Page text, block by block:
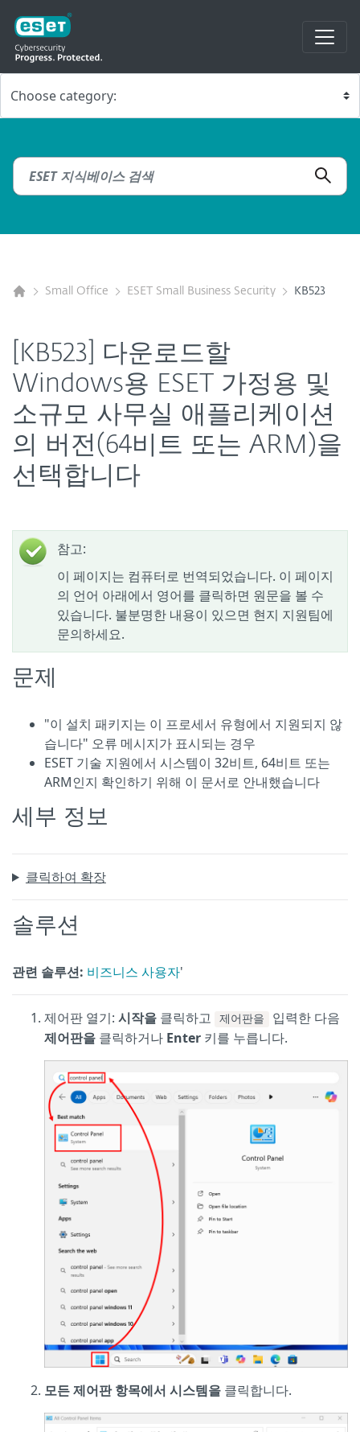
Small Office ESET Small Business Security KB523
[KB523] 다운로드할
Windows용 ESET 가정용 및
소규모 사무실 애플리케이션
의 버전(64비트 또는 ARM)을
선택합니다
참고:
이 페이지는 컴퓨터로 번역되었습니다. 이 페이지
의 언어 아래에서 영어를 클릭하면 원문을 볼 수
있습니다. 불분명한 내용이 있으면 현지 지원팀에
문의하세요.
문제
"이 설치 패키지는 이 프로세서 유형에서 지원되지 않
습니다" 오류 메시지가 표시되는 경우
ESET 기술 지원에서 시스템이 32비트, 64비트 또는
ARM인지 확인하기 위해 이 문서로 안내했습니다
세부 정보
클릭하여 확장
솔루션
관련 솔루션: 비즈니스 사용자'
제어판 열기: 시작을 클릭하고 제어판을
입력한 다음
제어판을 클릭하거나 Enter 키를 누릅니다.
모든 제어판 항목에서 시스템을 클릭합니다.